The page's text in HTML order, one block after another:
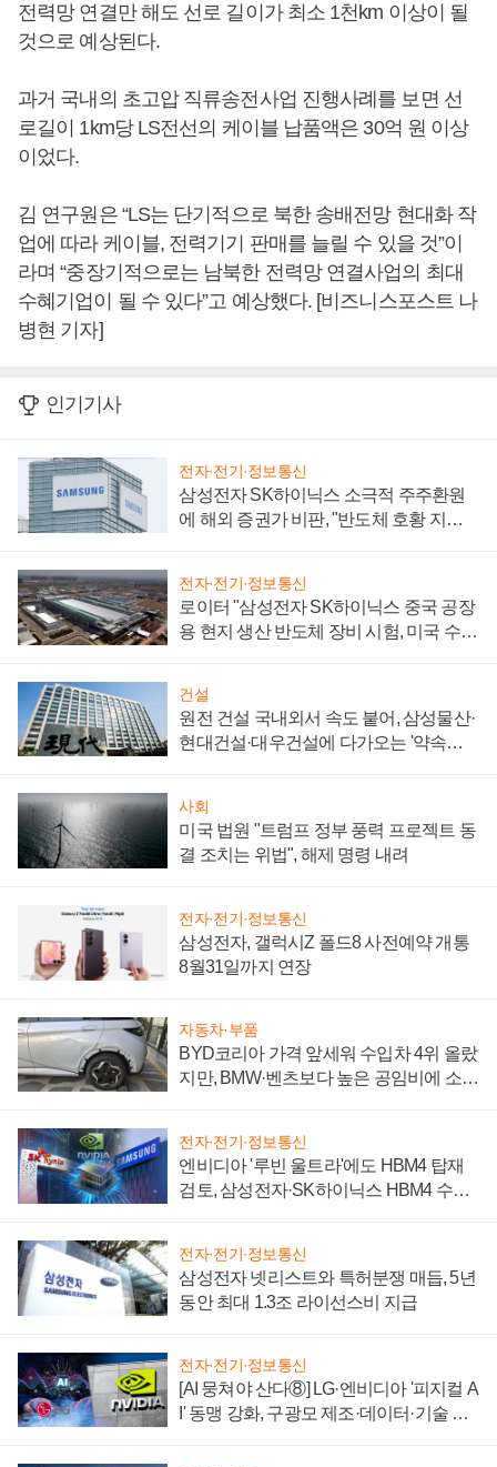
전력망 연결만 해도 선로 길이가 최소 1천km 이상이 될
것으로 예상된다.
과거 국내의 초고압 직류송전사업 진행사례를 보면 선
로길이 1km당 LS전선의 케이블 납품액은 30억 원 이상
이었다.
김 연구원은 “LS는 단기적으로 북한 송배전망 현대화 작
업에 따라 케이블, 전력기기 판매를 늘릴 수 있을 것”이
라며 “중장기적으로는 남북한 전력망 연결사업의 최대
수혜기업이 될 수 있다”고 예상했다. [비즈니스포스트 나
병현 기자]
인기기사
전자·전기·정보통신
삼성전자 SK하이닉스 소극적 주주환원
에 해외 증권가 비판, "반도체 호황 지속
전자·전기·정보통신
로이터 "삼성전자 SK하이닉스 중국 공장
용 현지 생산 반도체 장비 시험, 미국 수출
건설
원전 건설 국내외서 속도 붙어, 삼성물산·
현대건설·대우건설에 다가오는 '약속의
사회
미국 법원 "트럼프 정부 풍력 프로젝트 동
결 조치는 위법", 해제 명령 내려
전자·전기·정보통신
삼성전자, 갤럭시Z 폴드8 사전예약 개통
8월31일까지 연장
자동차·부품
BYD코리아 가격 앞세워 수입차 4위 올랐
지만, BMW·벤츠보다 높은 공임비에 소비
전자·전기·정보통신
엔비디아 '루빈 울트라'에도 HBM4 탑재
검토, 삼성전자·SK하이닉스 HBM4 수율
전자·전기·정보통신
삼성전자 넷리스트와 특허분쟁 매듭, 5년
동안 최대 1.3조 라이선스비 지급
전자·전기·정보통신
[AI 뭉쳐야 산다⑧] LG·엔비디아 '피지컬 A
I' 동맹 강화, 구광모 제조·데이터·기술 결